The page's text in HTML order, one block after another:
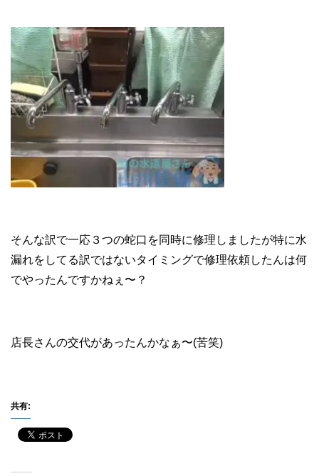
そんな訳で一応３つの蛇口を同時に修理しましたが特に水
漏れをしてる訳ではないタイミングで修理依頼したんは何
でやったんですかねぇ〜？
店長さんの交代があったんかなぁ〜(苦笑)
共有: